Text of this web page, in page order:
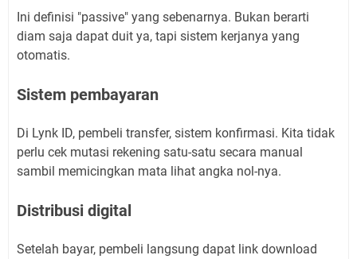
Ini definisi "passive" yang sebenarnya. Bukan berarti
diam saja dapat duit ya, tapi sistem kerjanya yang
otomatis.
Sistem pembayaran
Di Lynk ID, pembeli transfer, sistem konfirmasi. Kita tidak
perlu cek mutasi rekening satu-satu secara manual
sambil memicingkan mata lihat angka nol-nya.
Distribusi digital
Setelah bayar, pembeli langsung dapat link download